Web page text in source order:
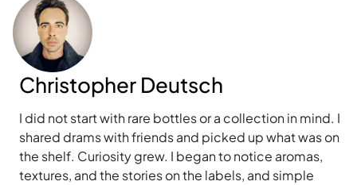
Christopher Deutsch
I did not start with rare bottles or a collection in mind. I
shared drams with friends and picked up what was on
the shelf. Curiosity grew. I began to notice aromas,
textures, and the stories on the labels, and simple